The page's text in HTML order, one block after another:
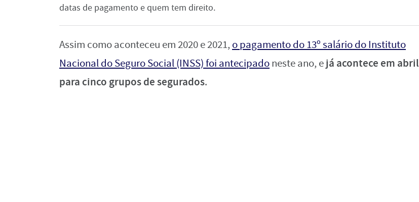
datas de pagamento e quem tem direito.
Assim como aconteceu em 2020 e 2021, o pagamento do 13º salário do Instituto
Nacional do Seguro Social (INSS) foi antecipadoneste ano, ejá acontece em abril
para cinco grupos de segurados.